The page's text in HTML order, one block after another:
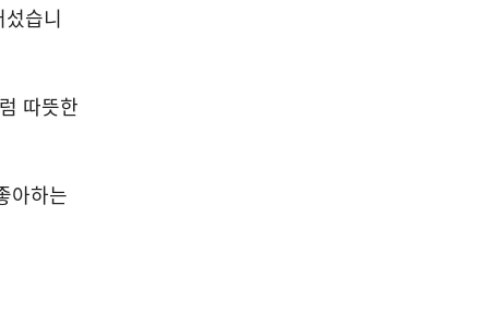
습니
따뜻한
아하는